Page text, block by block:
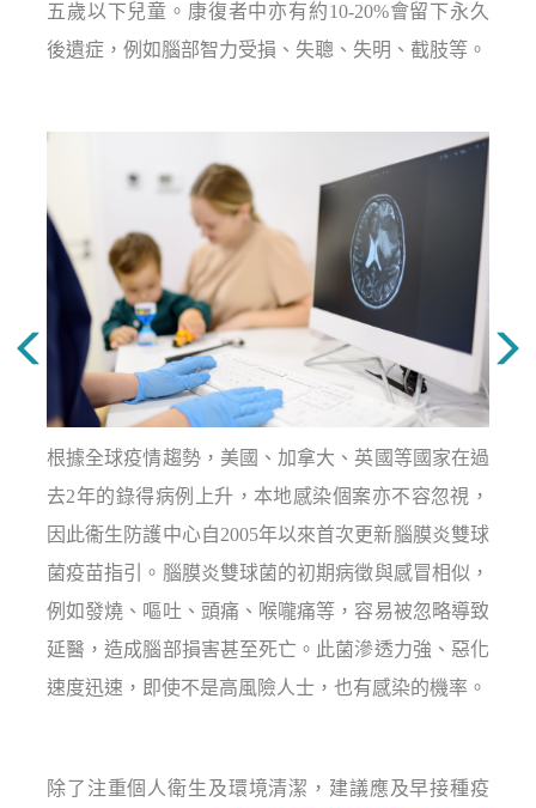
五歲以下兒童。康復者中亦有約10-20%會留下永久
後遺症，例如腦部智力受損、失聰、失明、截肢等。
根據全球疫情趨勢，美國、加拿大、英國等國家在過
去2年的錄得病例上升，本地感染個案亦不容忽視，
因此衞生防護中心自2005年以來首次更新腦膜炎雙球
菌疫苗指引。腦膜炎雙球菌的初期病徵與感冒相似，
例如發燒、嘔吐、頭痛、喉嚨痛等，容易被忽略導致
延醫，造成腦部損害甚至死亡。此菌滲透力強、惡化
速度迅速，即使不是高風險人士，也有感染的機率。
除了注重個人衛生及環境清潔，建議應及早接種疫